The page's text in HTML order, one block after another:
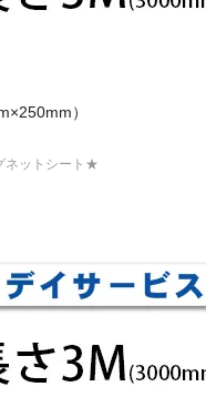
）
ネットシート★